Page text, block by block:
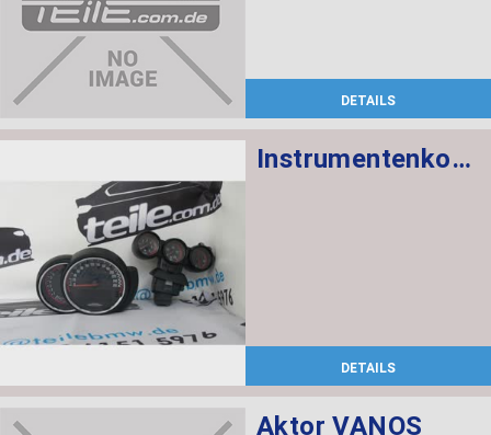
DETAILS
Instrumentenkombination KMH Chrono Paket
DETAILS
Aktor VANOS